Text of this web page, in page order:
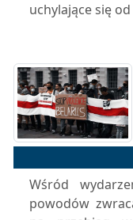
uchylające się
Wśród
powodów